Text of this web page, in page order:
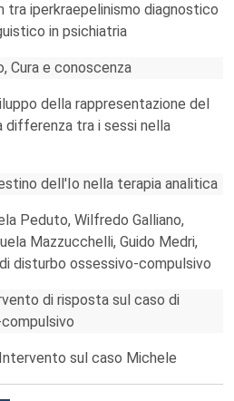
tra iperkraepelinismo diagnostico
in psichiatria
Cura e conoscenza
della rappresentazione del
differenza tra i sessi nella
dell'Io nella terapia analitica
Peduto, Wilfredo Galliano,
Mazzucchelli, Guido Medri,
disturbo ossessivo-compulsivo
di risposta sul caso di
sul caso Michele